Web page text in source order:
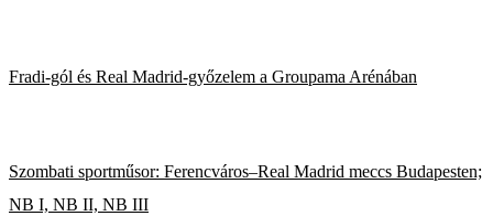
Fradi-gól és Real Madrid-győzelem a Groupama Arénában
Szombati sportműsor: Ferencváros–Real Madrid meccs Budapesten;
NB I, NB II, NB III